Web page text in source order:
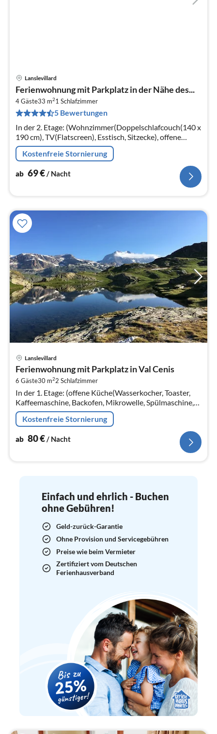
Lanslevillard
Ferienwohnung mit Parkplatz in der Nähe des...
4 Gäste33 m21 Schlafzimmer
5 Bewertungen
In der 2. Etage: (Wohnzimmer(Doppelschlafcouch(140 x
190 cm), TV(Flatscreen), Esstisch, Sitzecke), offene
Küche(Kochplatte(Induktion)
Kostenfreie Stornierung
ab 69€/ Nacht
Lanslevillard
Ferienwohnung mit Parkplatz in Val Cenis
6 Gäste30 m22 Schlafzimmer
In der 1. Etage: (offene Küche(Wasserkocher, Toaster,
Kaffeemaschine, Backofen, Mikrowelle, Spülmaschine,
Kühl-/Gefrierkombination, elektrische Kochplatten, ())
Kostenfreie Stornierung
ab 80€/ Nacht
Einfach und ehrlich - Buchen
ohne Gebühren!
Geld-zurück-Garantie
Ohne Provision und Servicegebühren
Preise wie beim Vermieter
Zertifiziert vom Deutschen
Ferienhausverband